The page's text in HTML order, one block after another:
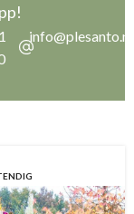
info@plesanto.nl